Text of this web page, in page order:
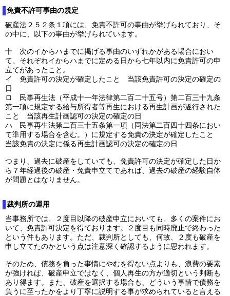
免責不許可事由の規定
破産法２５２条１項には、免責不許可の事由が挙げられており、そ
の中に、以下の事由が挙げられています。
十 次のイからハまでに掲げる事由のいずれかがある場合におい
て、それぞれイからハまでに定める日から七年以内に免責許可の申
立てがあったこと。
イ 免責許可の決定が確定したこと 当該免責許可の決定の確定の
日
ロ 民事再生法（平成十一年法律第二百二十五号）第二百三十九条
第一項に規定する給与所得者等再生における再生計画が遂行された
こと 当該再生計画認可の決定の確定の日
ハ 民事再生法第二百三十五条第一項（同法第二百四十四条におい
て準用する場合を含む。）に規定する免責の決定が確定したこと
当該免責の決定に係る再生計画認可の決定の確定の日
つまり、過去に破産をしていても、免責許可の決定が確定した日か
ら７年経過後の破産・免責申立てであれば、過去の破産の経験自体
が問題とはなりません。
裁判所の運用
当事務所では、２度目以降の破産申立においても、多くの案件にお
いて、免責許可決定を得ております。２度目も同時廃止で終わった
という件もあります。ただ、裁判所としても、何故、２度も破産を
申し立てたのかという点は注意深く確認するように思われます。
そのため、債務を負った事情にやむを得ない点よりも、浪費の要素
が強ければ、破産申立ではなく、個人再生の方が適切という判断も
あり得ます。また、破産を選択する場合も、どういう事情で債務を
負うに至ったかをより丁寧に説明する事が求められていると言える